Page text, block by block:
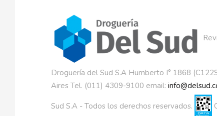
Droguería del Sud S.A Humberto I° 1868
Aires Tel. (011) 4309-9100 email:
Sud S.A - Todos los derechos reservados.